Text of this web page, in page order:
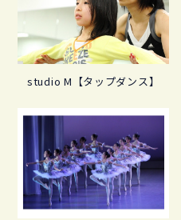
studio M【タップダンス】